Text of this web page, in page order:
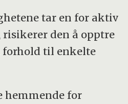
tar en for aktiv
den å opptre
til enkelte
hemmende for